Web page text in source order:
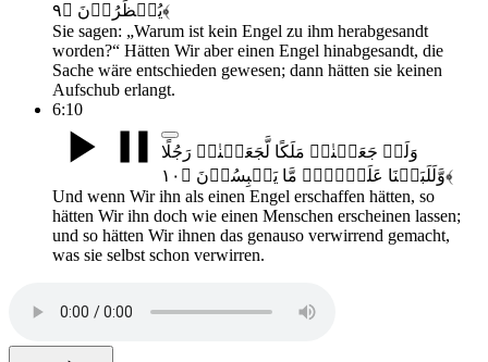
یُنۡظَرُوۡنَ ﴿۹﴾
Sie sagen: „Warum ist kein Engel zu ihm herabgesandt
worden?“ Hätten Wir aber einen Engel hinabgesandt, die
Sache wäre entschieden gewesen; dann hätten sie keinen
Aufschub erlangt.
6:10
وَلَوۡ جَعَلۡنٰہُ مَلَکًا لَّجَعَلۡنٰہُ رَجُلًا
وَّلَلَبَسۡنَا عَلَیۡہِمۡ مَّا یَلۡبِسُوۡنَ ﴿۱۰﴾
Und wenn Wir ihn als einen Engel erschaffen hätten, so
hätten Wir ihn doch wie einen Menschen erscheinen lassen;
und so hätten Wir ihnen das genauso verwirrend gemacht,
was sie selbst schon verwirren.